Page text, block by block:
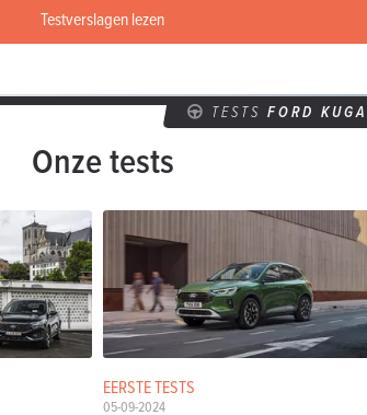
Testverslagen lezen
TESTSFORD KUGA
Onze tests
EERSTE TESTS
05-09-2024